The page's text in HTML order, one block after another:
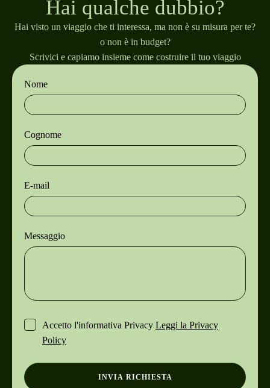
Hai qualche dubbio?
Hai visto un viaggio che ti interessa, ma non è su misura per te?
o non è in budget?
Scrivici e capiamo insieme come costruire il tuo viaggio
Nome
Cognome
E-mail
Messaggio
Accetto l'informativa Privacy Leggi la Privacy
Policy
INVIA RICHIESTA